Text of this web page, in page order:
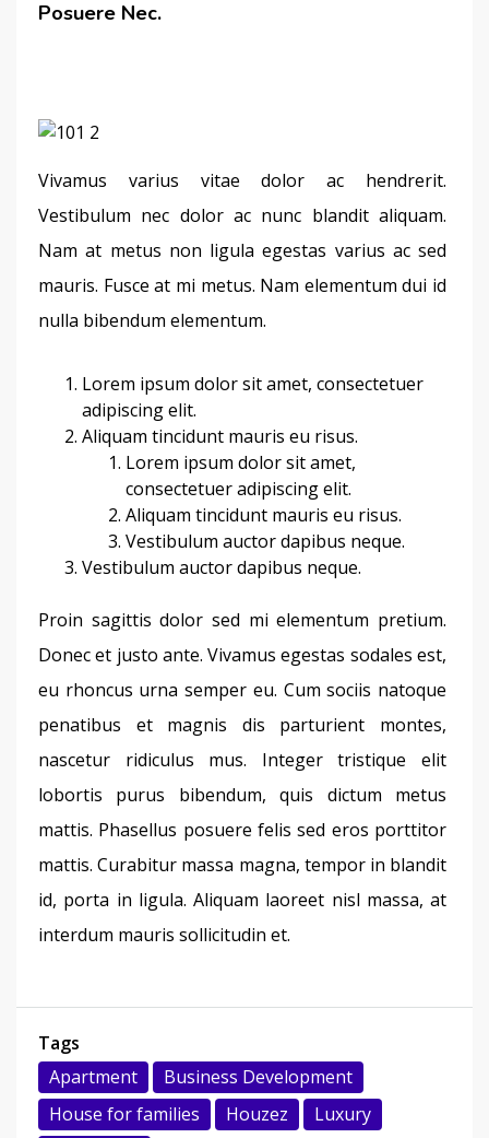
Posuere Nec.
Vivamus varius vitae dolor ac hendrerit.
Vestibulum nec dolor ac nunc blandit aliquam.
Nam at metus non ligula egestas varius ac sed
mauris. Fusce at mi metus. Nam elementum dui id
nulla bibendum elementum.
Lorem ipsum dolor sit amet, consectetuer
adipiscing elit.
Aliquam tincidunt mauris eu risus.
Lorem ipsum dolor sit amet,
consectetuer adipiscing elit.
Aliquam tincidunt mauris eu risus.
Vestibulum auctor dapibus neque.
Vestibulum auctor dapibus neque.
Proin sagittis dolor sed mi elementum pretium.
Donec et justo ante. Vivamus egestas sodales est,
eu rhoncus urna semper eu. Cum sociis natoque
penatibus et magnis dis parturient montes,
nascetur ridiculus mus. Integer tristique elit
lobortis purus bibendum, quis dictum metus
mattis. Phasellus posuere felis sed eros porttitor
mattis. Curabitur massa magna, tempor in blandit
id, porta in ligula. Aliquam laoreet nisl massa, at
interdum mauris sollicitudin et.
Tags
Apartment
Business Development
House for families
Houzez
Luxury